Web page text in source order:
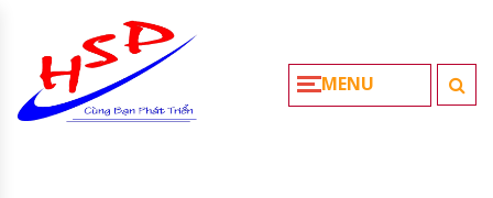
MENU